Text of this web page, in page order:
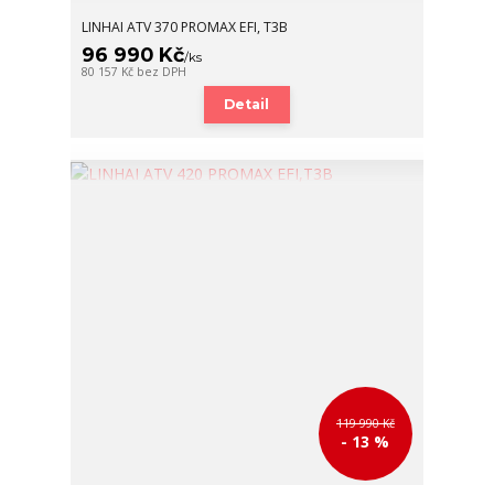
LINHAI ATV 370 PROMAX EFI, T3B
96 990 Kč/ks
80 157 Kč bez DPH
Detail
119 990 Kč
- 13 %